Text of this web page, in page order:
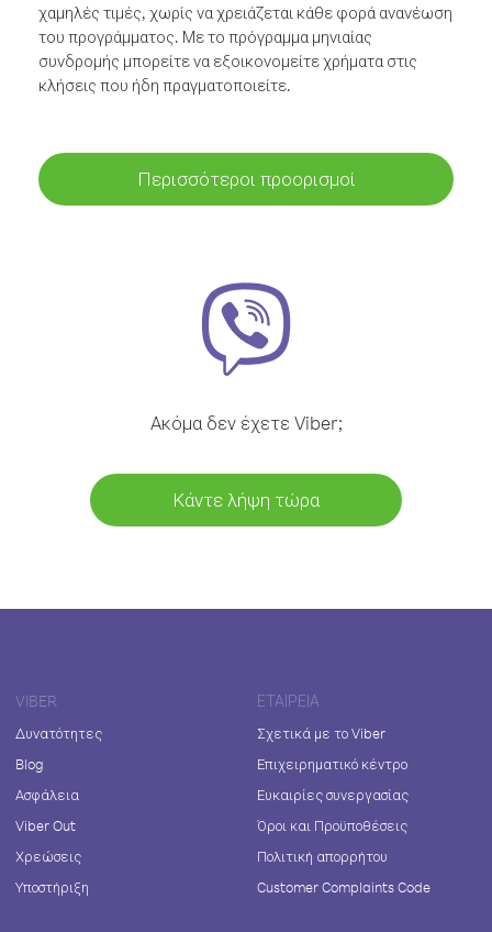
χαμηλές τιμές, χωρίς να χρειάζεται κάθε φορά ανανέωση
του προγράμματος. Με το πρόγραμμα μηνιαίας
συνδρομής μπορείτε να εξοικονομείτε χρήματα στις
κλήσεις που ήδη πραγματοποιείτε.
Περισσότεροι προορισμοί
Ακόμα δεν έχετε Viber;
Κάντε λήψη τώρα
VIBER
Δυνατότητες
Blog
Ασφάλεια
Viber Out
Χρεώσεις
Υποστήριξη
ΕΤΑΙΡΕΊΑ
Σχετικά με το Viber
Επιχειρηματικό κέντρο
Ευκαιρίες συνεργασίας
Όροι και Προϋποθέσεις
Πολιτική απορρήτου
Customer Complaints Code